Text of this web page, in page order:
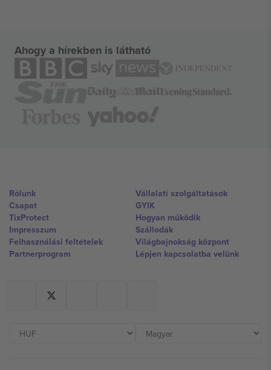
Ahogy a hírekben is látható
Rólunk
Csapat
TixProtect
Impresszum
Felhasználási feltételek
Partnerprogram
Vállalati szolgáltatások
GYIK
Hogyan működik
Szállodák
Világbajnokság központ
Lépjen kapcsolatba velünk